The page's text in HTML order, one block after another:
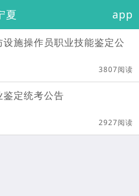
夏 app
施操作员职业技能鉴定公
3807阅读
鉴定统考公告
2927阅读